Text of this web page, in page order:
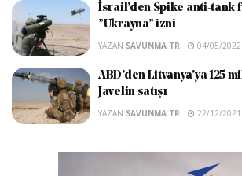
İsrail’den Spike anti-tank
”Ukrayna” izni
YAZAN SAVUNMA TR 04/05/2022
ABD’den Litvanya’ya 125
Javelin satışı
YAZAN SAVUNMA TR 22/12/2021